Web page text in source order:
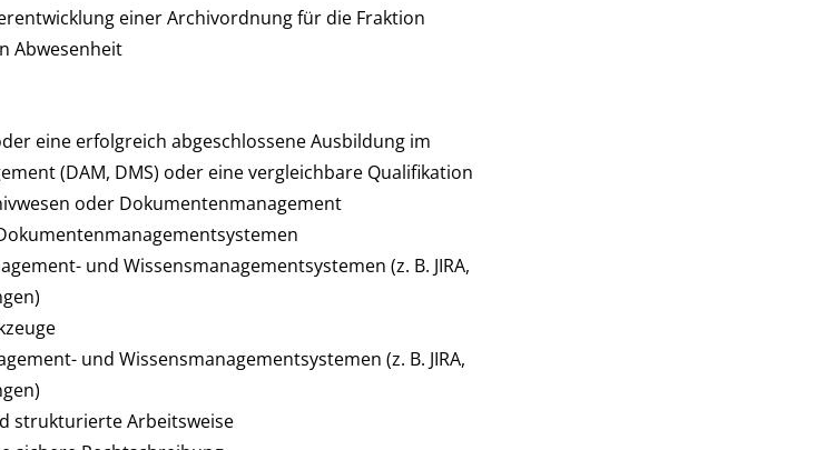
einer Archivordnung für die Fraktion
Abwesenheit
eine erfolgreich abgeschlossene Ausbildung im
(DAM, DMS) oder eine vergleichbare Qualifikation
oder Dokumentenmanagement
und Wissensmanagementsystemen (z. B. JIRA,
und Wissensmanagementsystemen (z. B. JIRA,
strukturierte Arbeitsweise